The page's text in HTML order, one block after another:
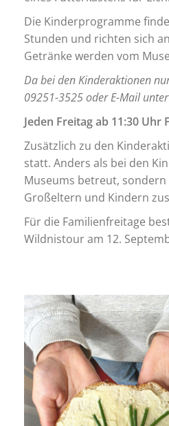
Die Kinderprogramme
Stunden und richten sich
Getränke werden vom
Da bei den Kinderaktionen
09251-3525 oder E-Mail unter
Jeden Freitag ab 11:30 Uhr
Zusätzlich zu den
statt. Anders als bei den
Museums betreut,
Großeltern und Kindern
Für die Familienfreitage
Wildnistour am 12.